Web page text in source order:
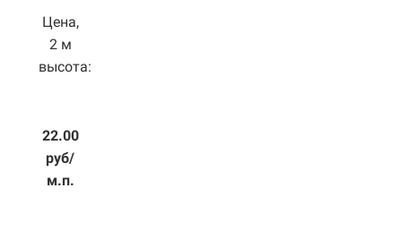
Цена,
2 м
высота:
22.00
руб/
м.п.